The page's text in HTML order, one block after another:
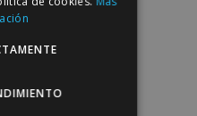
401 de TIB
(autobús)